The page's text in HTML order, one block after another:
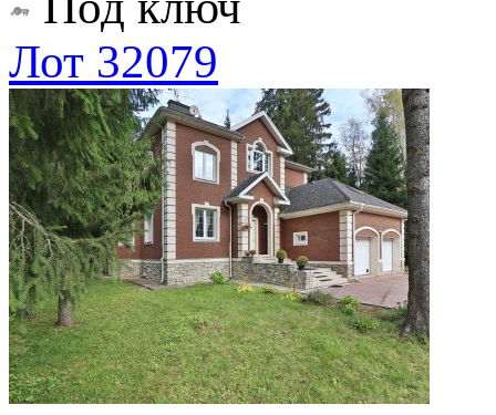
Лот 32079